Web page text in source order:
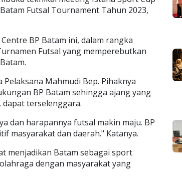
Futsal Tournament Tahun 2023,
BP Batam ini, dalam rangka
Futsal yang memperebutkan
Mahmudi Bep. Pihaknya
BP Batam sehingga ajang yang
terselenggara.
dan harapannya futsal makin maju. BP
masyarakat dan daerah." Katanya.
menjadikan Batam sebagai sport
dengan masyarakat yang